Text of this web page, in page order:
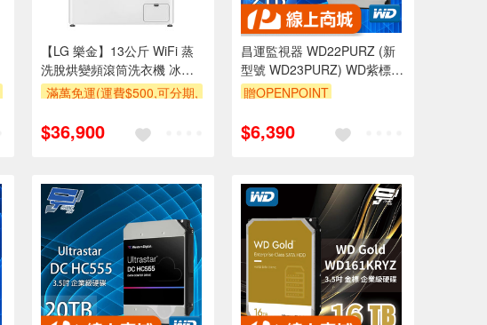
【LG 樂金】13公斤 WiFi 蒸
洗脫烘變頻滾筒洗衣機 冰磁
白 WD-S13VDW
滿萬免運(運費$500,可分期,
萬元及使用6期以上分期0利
$36,900
昌運監視器 WD22PURZ (新
型號 WD23PURZ) WD紫標
2TB 3.5吋監控專用(系統)硬
贈OPENPOINT
$6,390